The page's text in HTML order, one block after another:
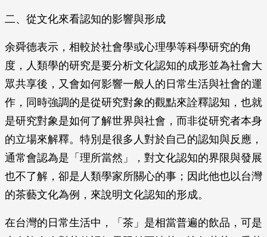
二、從文化來看認知的影響與形成
余舜德表示，相較於社會學或心理學等科學研究的角
度，人類學的研究是要分析文化認知的成形並為社會大
眾共享後，又會如何影響一般人的日常生活與社會的運
作，同時強調的是從研究對象的觀點來詮釋認知，也就
是研究對象是如何了解世界與社會，而非從研究者本身
的立場來解釋。特別是很多人對於自己的認知與反應，
通常會認為是「理所當然」，對文化認知的界限與發展
也不了解，卻是人類學家所關心的事；因此他也以台灣
的茶藝文化為例，來說明文化認知的形成。
在台灣的日常生活中，「茶」是相當普遍的飲品，可是